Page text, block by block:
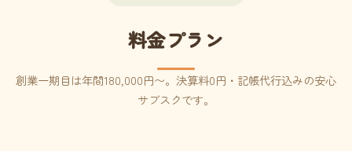
料金プラン
創業一期目は年間180,000円〜。決算料0円・記帳代行込みの安心
サブスクです。